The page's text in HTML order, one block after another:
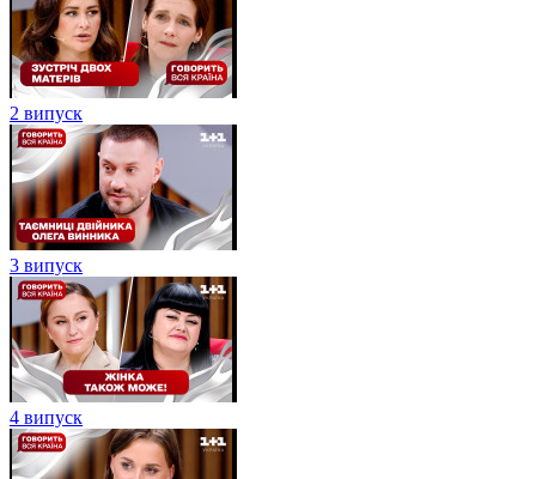
2 випуск
3 випуск
4 випуск